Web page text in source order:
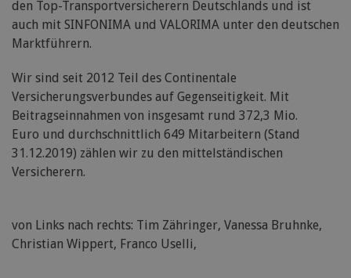
den Top-Transportversicherern Deutschlands und ist
auch mit SINFONIMA und VALORIMA unter den deutschen
Marktführern.
Wir sind seit 2012 Teil des Continentale
Versicherungsverbundes auf Gegenseitigkeit. Mit
Beitragseinnahmen von insgesamt rund 372,3 Mio.
Euro und durchschnittlich 649 Mitarbeitern (Stand
31.12.2019) zählen wir zu den mittelständischen
Versicherern.
von Links nach rechts: Tim Zähringer, Vanessa Bruhnke,
Christian Wippert, Franco Uselli,